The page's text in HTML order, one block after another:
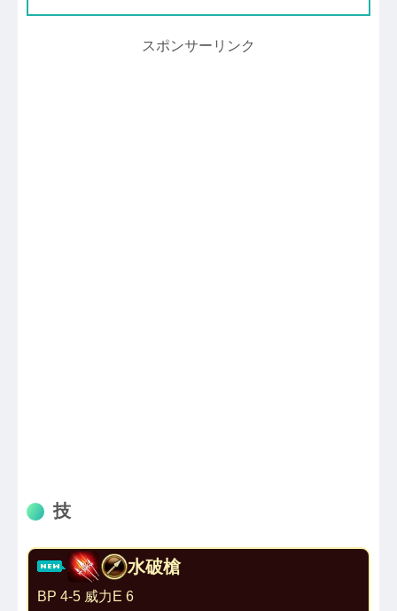
スポンサーリンク
技
水破槍
BP 4-5 威力E 6